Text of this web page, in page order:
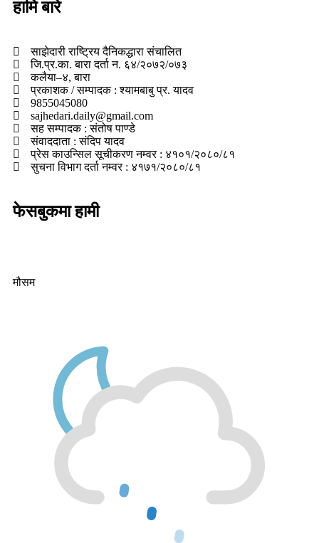
हामि बारे
साझेदारी राष्ट्रिय दैनिकद्धारा संचालित
जि.प्र.का. बारा दर्ता न. ६४/२०७२/०७३
कलैया–४, बारा
प्रकाशक / सम्पादक : श्यामबाबु प्र. यादव
9855045080
sajhedari.daily@gmail.com
सह सम्पादक : संतोष पाण्डे
संवाददाता : संदिप यादव
प्रेस काउन्सिल सूचीकरण नम्वर : ४१०१/२०८०/८१
सुचना विभाग दर्ता नम्वर : ४१७१/२०८०/८१
फेसबुकमा हामी
मौसम